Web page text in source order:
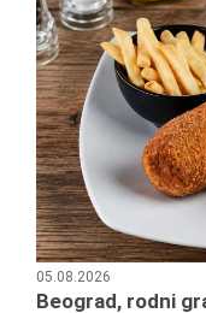
05.08.2026
Beograd, rodni